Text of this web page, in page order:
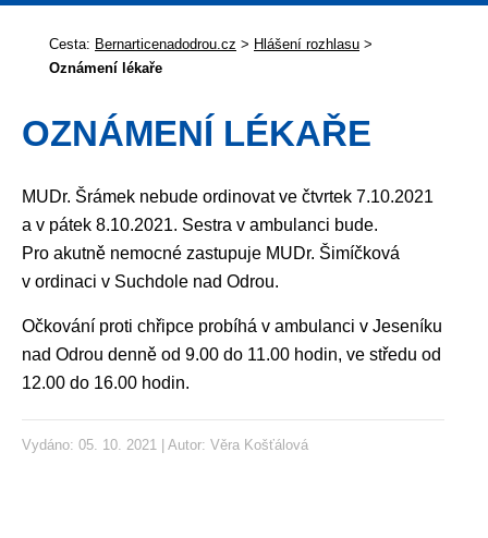
Cesta: Bernarticenadodrou.cz > Hlášení rozhlasu >
Oznámení lékaře
OZNÁMENÍ LÉKAŘE
MUDr. Šrámek nebude ordinovat ve čtvrtek 7.10.2021
a v pátek 8.10.2021. Sestra v ambulanci bude.
Pro akutně nemocné zastupuje MUDr. Šimíčková
v ordinaci v Suchdole nad Odrou.
Očkování proti chřipce probíhá v ambulanci v Jeseníku
nad Odrou denně od 9.00 do 11.00 hodin, ve středu od
12.00 do 16.00 hodin.
Vydáno: 05. 10. 2021 | Autor: Věra Košťálová